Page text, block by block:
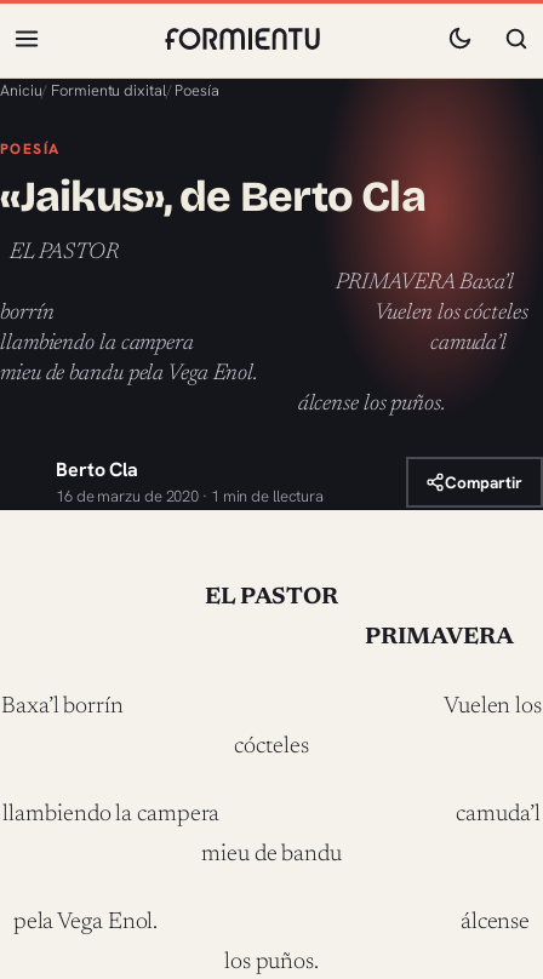
Aniciu/ Formientu dixital/ Poesía
POESÍA
«Jaikus», de Berto Cla
EL PASTOR
PRIMAVERA Baxa’l
borrín Vuelen los cócteles
llambiendo la campera camuda’l
mieu de bandu pela Vega Enol.
álcense los puños.
Berto Cla
16 de marzu de 2020 · 1 min de llectura
Compartir
EL PASTOR
PRIMAVERA
Baxa’l borrín Vuelen los
cócteles
llambiendo la campera camuda’l
mieu de bandu
pela Vega Enol. álcense
los puños.